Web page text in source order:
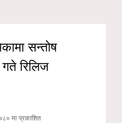
सन्तोष
रिलिज
मा प्रकाशित